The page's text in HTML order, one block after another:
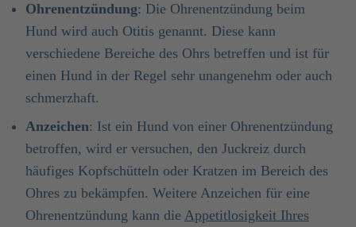
Ohrenentzündung: Die Ohrenentzündung beim
Hund wird auch Otitis genannt. Diese kann
verschiedene Bereiche des Ohrs betreffen und ist für
einen Hund in der Regel sehr unangenehm oder auch
schmerzhaft.
Anzeichen: Ist ein Hund von einer Ohrenentzündung
betroffen, wird er versuchen, den Juckreiz durch
häufiges Kopfschütteln oder Kratzen im Bereich des
Ohres zu bekämpfen. Weitere Anzeichen für eine
Ohrenentzündung kann die Appetitlosigkeit Ihres